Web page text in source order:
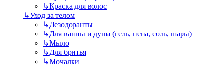
↳Краска для волос
↳Уход за телом
↳Дезодоранты
↳Для ванны и душа (гель, пена, соль, шары)
↳Мыло
↳Для бритья
↳Мочалки